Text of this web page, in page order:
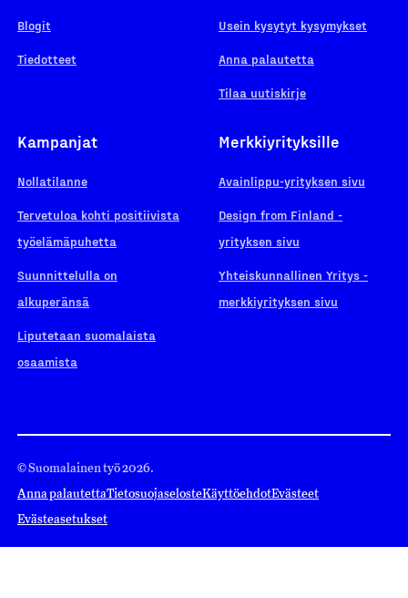
Blogit
Tiedotteet
Usein kysytyt kysymykset
Anna palautetta
Tilaa uutiskirje
Kampanjat
Nollatilanne
Tervetuloa kohti positiivista
työelämäpuhetta
Suunnittelulla on
alkuperänsä
Liputetaan suomalaista
osaamista
Merkkiyrityksille
Avainlippu-yrityksen sivu
Design from Finland -
yrityksen sivu
Yhteiskunnallinen Yritys -
merkkiyrityksen sivu
© Suomalainen työ 2026.
Anna palautettaTietosuojaselosteKäyttöehdotEvästeet
Evästeasetukset